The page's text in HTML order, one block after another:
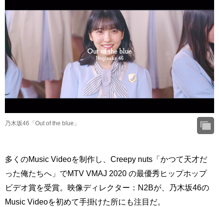
乃木坂46「Out of the blue」
多くのMusic Videoを制作し、Creepy nuts「かつて天才だ
った俺たちへ」でMTV VMAJ 2020 の最優秀ヒップホップ
ビデオ賞を受賞。映像ディレクター：N2Bが、乃木坂46の
Music Videoを初めて手掛けた所にも注目だ。